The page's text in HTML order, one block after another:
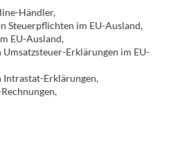
Händler,
Steuerpflichten im EU-Ausland,
EU-Ausland,
Erklärungen im EU-
Intrastat-Erklärungen,